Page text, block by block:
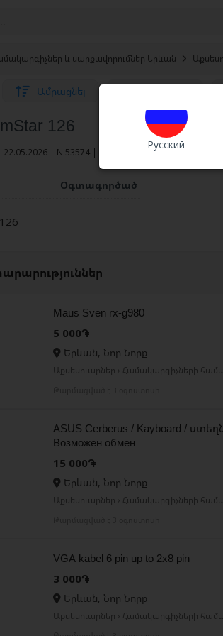
Русский
և սարքավորումներ Երևան
Ամրացնել
126
22.05.2026 | N 53574 | 213 / այսօր 1
Օգտագործած
Maus Sven rx-g980
5 000֏
Երևան, Նոր Նորք
Աքսեսուարներ › Համակարգիչների
ASUS Cerberus / Kayboard /
Возможен обмен
15 000֏
Երևան, Նոր Նորք
Աքսեսուարներ › Համակարգիչների
VGA kabel 6 pin up to 2x8 pin
3 000֏
Երևան, Նոր Նորք
Աքսեսուարներ › Համակարգիչների